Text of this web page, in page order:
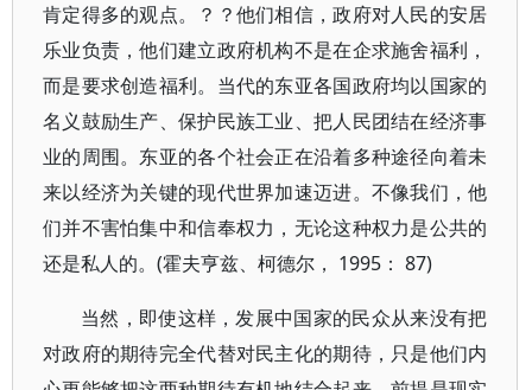
肯定得多的观点。？？他们相信，政府对人民的安居
乐业负责，他们建立政府机构不是在企求施舍福利，
而是要求创造福利。当代的东亚各国政府均以国家的
名义鼓励生产、保护民族工业、把人民团结在经济事
业的周围。东亚的各个社会正在沿着多种途径向着未
来以经济为关键的现代世界加速迈进。不像我们，他
们并不害怕集中和信奉权力，无论这种权力是公共的
还是私人的。(霍夫亨兹、柯德尔， 1995： 87)
当然，即使这样，发展中国家的民众从来没有把
对政府的期待完全代替对民主化的期待，只是他们内